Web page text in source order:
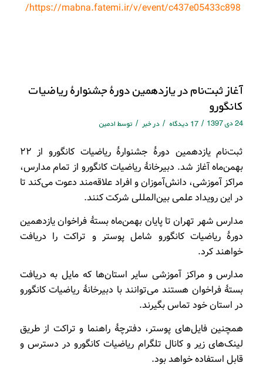
آغاز ثبت‌نام در یازدهمین دورۀ جشنوارۀ ریاضیات
کانگورو
24 دی 1397 / 17 دیدگاه / درخبر / توسط ادمین
ثبت‌نام یازدهمین دورۀ جشنوارۀ رياضيات كانگورو از ۲۲
بهمن‌ماه آغاز شد. دبيرخانۀ رياضيات كانگورو از تمام مدارس،
مراكز آموزشی، دانش‌آموزان و افراد علاقه‌مند دعوت می‌کند تا
در این رویداد علمی بین‌المللی شرکت کنند.
مدارس شهر تهران تا پایان بهمن‌ماه بستۀ فراخوان یازدهمین
دورۀ ریاضیات کانگورو شامل پوستر و تراکت را دریافت
خواهند کرد.
مدارس و مراكز آموزشی سایر استان‌ها که مایل به دریافت
بستۀ فراخوان هستند می‌توانند با دبيرخانۀ ریاضیات كانگورو
در استان خود تماس بگیرند.
همچنین فایل‌های پوستر، دفترچۀ راهنما و تراکت از طریق
لینک‌های زیر و کانال تلگرام ریاضیات کانگورو در دسترس و
قابل استفاده خواهد بود.